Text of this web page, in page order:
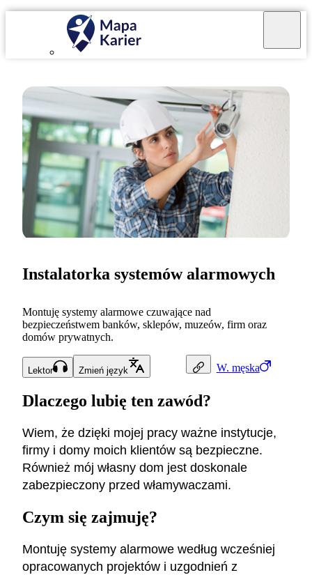
W. męska
Instalatorka systemów alarmowych
Montuję systemy alarmowe czuwające nad
bezpieczeństwem banków, sklepów, muzeów, firm oraz
domów prywatnych.
Lektor Zmień język
Dlaczego lubię ten zawód?
Wiem, że dzięki mojej pracy ważne instytucje,
firmy i domy moich klientów są bezpieczne.
Również mój własny dom jest doskonale
zabezpieczony przed włamywaczami.
Czym się zajmuję?
Montuję systemy alarmowe według wcześniej
opracowanych projektów i uzgodnień z